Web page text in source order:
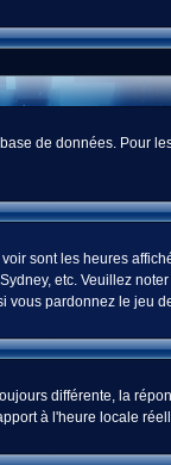
de données. Pour
sont les heures
etc. Veuillez
vous pardonnez le jeu
différente, la
à l'heure locale